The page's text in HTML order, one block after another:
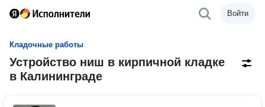
Войти
Кладочные работы
Устройство ниш в кирпичной кладке
в Калининграде